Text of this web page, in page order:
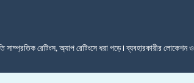
রেটিংস, অ্যাপ রেটিংসে ধরা পড়ে। ব্যবহারকারীর লোকেশন ও